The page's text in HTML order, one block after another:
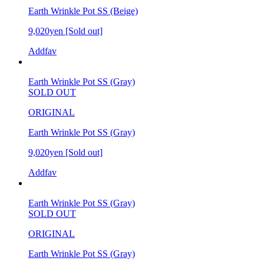
Earth Wrinkle Pot SS (Beige)
9,020yen [Sold out]
Addfav
Earth Wrinkle Pot SS (Gray)
SOLD OUT
ORIGINAL
Earth Wrinkle Pot SS (Gray)
9,020yen [Sold out]
Addfav
Earth Wrinkle Pot SS (Gray)
SOLD OUT
ORIGINAL
Earth Wrinkle Pot SS (Gray)